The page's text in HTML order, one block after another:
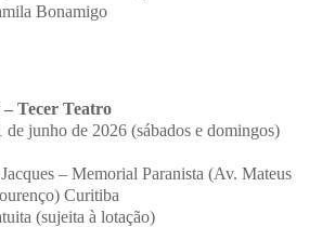
Bonamigo
Tecer Teatro
de junho de 2026 (sábados e domingos)
– Memorial Paranista (Av. Mateus
Curitiba
(sujeita à lotação)